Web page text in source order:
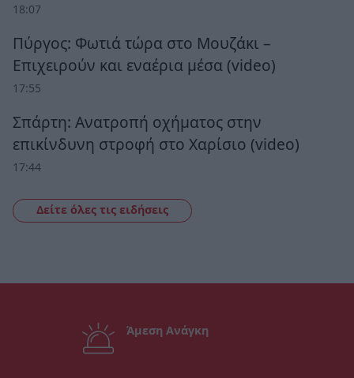
18:07
Πύργος: Φωτιά τώρα στο Μουζάκι –
Επιχειρούν και εναέρια μέσα (video)
17:55
Σπάρτη: Ανατροπή οχήματος στην
επικίνδυνη στροφή στο Χαρίσιο (video)
17:44
Δείτε όλες τις ειδήσεις
Άμεση Ανάγκη